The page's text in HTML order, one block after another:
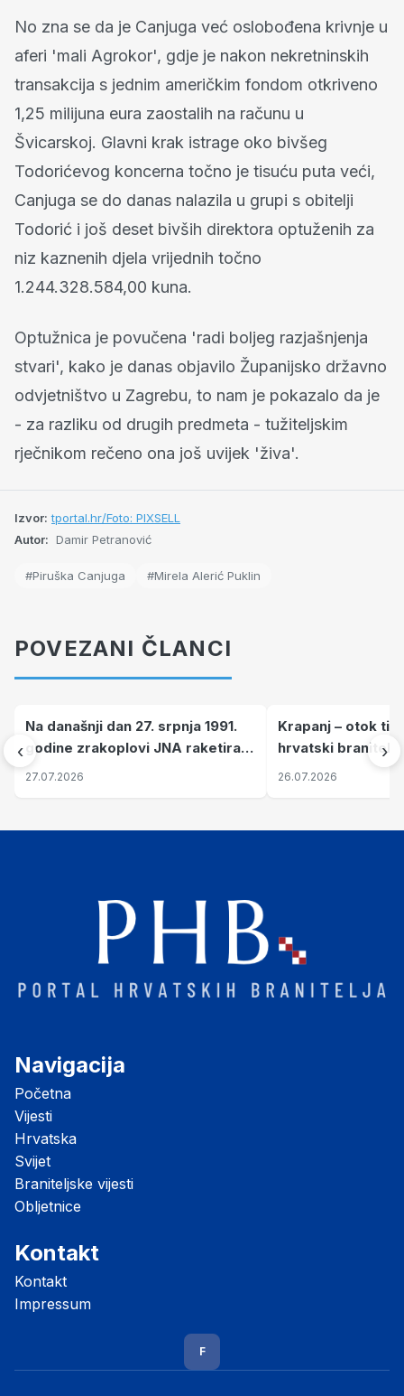
No zna se da je Canjuga već oslobođena krivnje u
aferi 'mali Agrokor', gdje je nakon nekretninskih
transakcija s jednim američkim fondom otkriveno
1,25 milijuna eura zaostalih na računu u
Švicarskoj. Glavni krak istrage oko bivšeg
Todorićevog koncerna točno je tisuću puta veći,
Canjuga se do danas nalazila u grupi s obitelji
Todorić i još deset bivših direktora optuženih za
niz kaznenih djela vrijednih točno
1.244.328.584,00 kuna.
Optužnica je povučena 'radi boljeg razjašnjenja
stvari', kako je danas objavilo Županijsko državno
odvjetništvo u Zagrebu, to nam je pokazalo da je
- za razliku od drugih predmeta - tužiteljskim
rječnikom rečeno ona još uvijek 'živa'.
Izvor: tportal.hr/Foto: PIXSELL
Autor: Damir Petranović
#Piruška Canjuga #Mirela Alerić Puklin
POVEZANI ČLANCI
‹
Na današnji dan 27. srpnja 1991.
godine zrakoplovi JNA raketirali
su vojarnu i obučni centar "Nikola
27.07.2026
Krapanj – otok
hrvatski branitelji
pronalaze mir
26.07.2026
›
Navigacija
Početna
Vijesti
Hrvatska
Svijet
Braniteljske vijesti
Obljetnice
Kontakt
Kontakt
Impressum
F